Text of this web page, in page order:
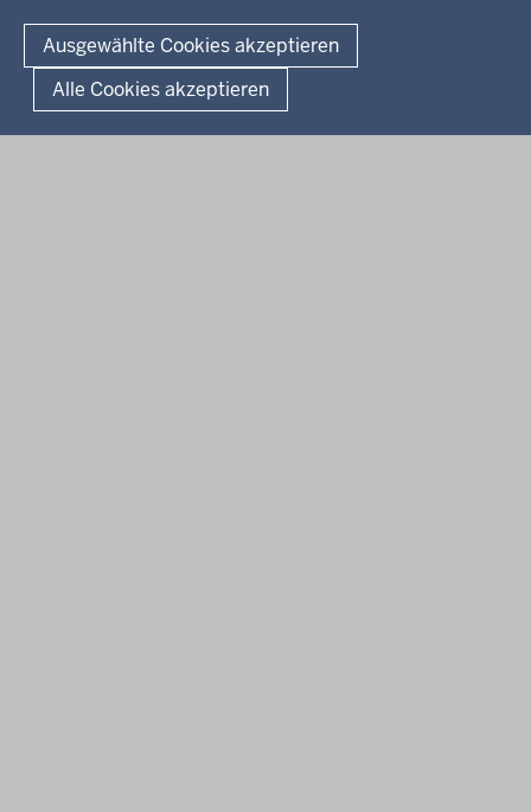
Ausgewählte Cookies akzeptieren
Alle Cookies akzeptieren
Geschützter Kontakt
Landesportal NRW
Anfahrt
E-Rechnung
Fußzeile
Seitenübersicht Kontakt Datenschutz